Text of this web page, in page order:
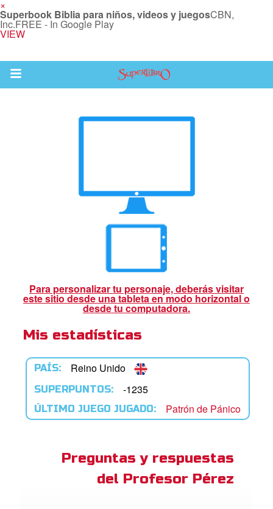
×
Superbook Biblia para niños, videos y juegosCBN,
Inc.FREE - In Google Play
VIEW
Return to Content
de Familia:
Superbook USA
Para personalizar tu personaje, deberás visitar
este sitio desde una tableta en modo horizontal o
desde tu computadora.
Mis estadísticas
PAÍS: Reino Unido
SUPERPUNTOS: -1235
ÚLTIMO JUEGO JUGADO: Patrón de Pánico
Preguntas y respuestas
del Profesor Pérez